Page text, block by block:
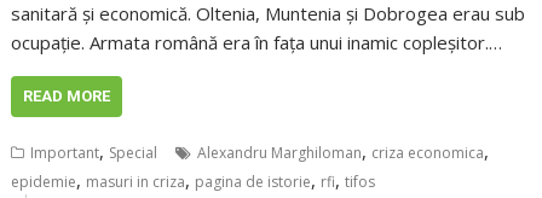
sanitară și economică. Oltenia, Muntenia și Dobrogea erau sub
ocupație. Armata română era în fața unui inamic copleșitor.…
READ MORE
Important, Special Alexandru Marghiloman, criza economica,
epidemie, masuri in criza, pagina de istorie, rfi,tifos